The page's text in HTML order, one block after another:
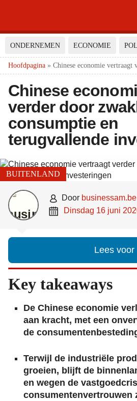
ONDERNEMEN ECONOMIE
Hoofdpagina » Chinese economie vertraagt
Chinese
verder door
consumptie en
terugvallende
BUITENLAND
 door businessam.be
 dinsdag 16 juni
Lees voor
Key takeaways
De Chinese economie
aan kracht, met een
de
Terwijl de industriële
groeien, blijft de
en wegen de
consumentenvertrouwen